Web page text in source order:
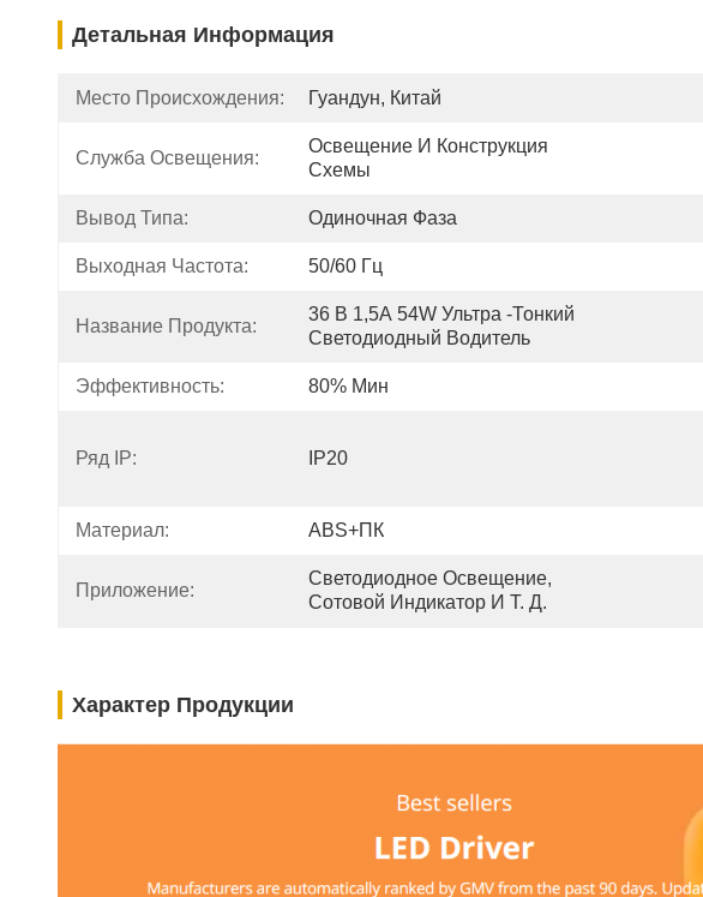
Детальная Информация
Место Происхождения: Гуандун, Китай
Служба Освещения:
Освещение И Конструкция
Схемы
Вывод Типа: Одиночная Фаза
Выходная Частота: 50/60 Гц
Название Продукта:
36 В 1,5А 54W Ультра -тонкий
Светодиодный Водитель
Эффективность: 80% Мин
Ряд IP: IP20
Материал: ABS+ПК
Приложение:
Светодиодное Освещение,
Сотовой Индикатор И Т. Д.
Характер Продукции